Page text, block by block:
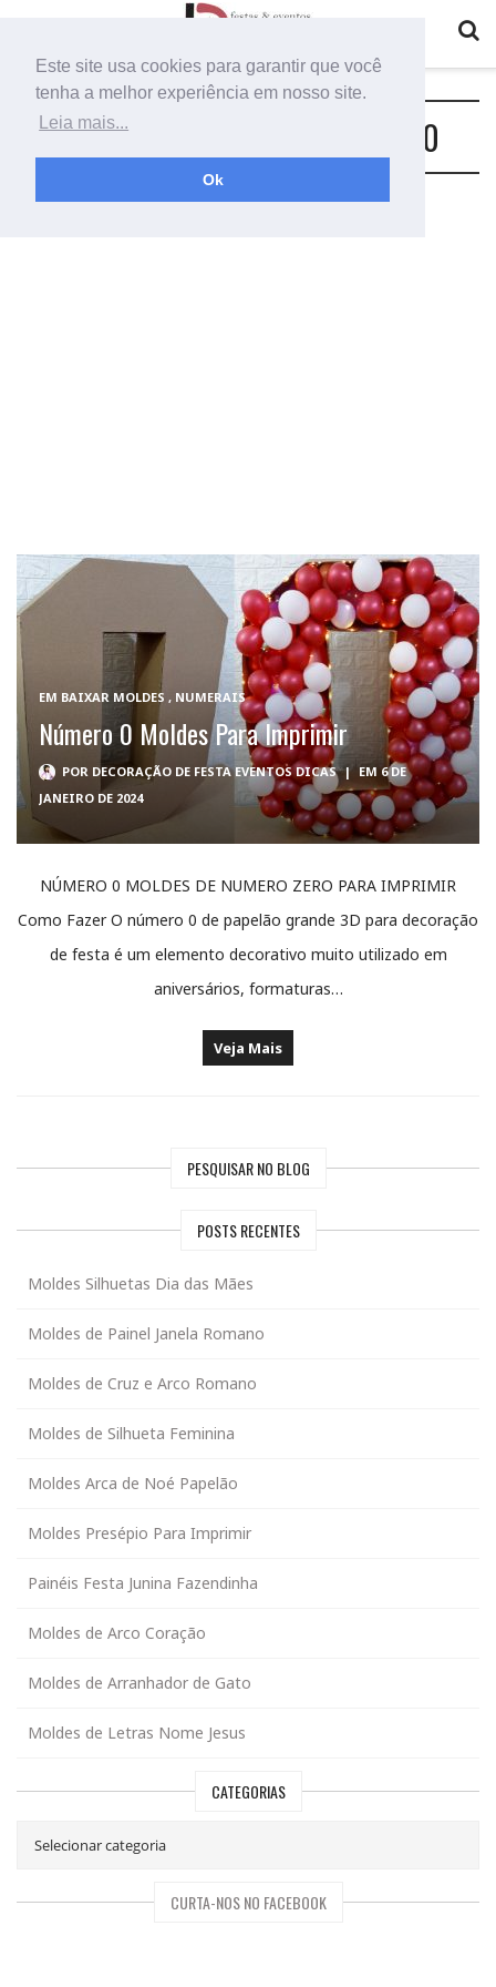
Este site usa cookies para garantir que você
tenha a melhor experiência em nosso site.
Leia mais...
Ok
Tag:download moldes de número 0
EM BAIXAR MOLDES , NUMERAIS
Número 0 Moldes Para Imprimir
POR DECORAÇÃO DE FESTA EVENTOS DICAS | EM 6 DE
JANEIRO DE 2024
NÚMERO 0 MOLDES DE NUMERO ZERO PARA IMPRIMIR
Como Fazer O número 0 de papelão grande 3D para decoração
de festa é um elemento decorativo muito utilizado em
aniversários, formaturas…
Veja Mais
PESQUISAR NO BLOG
POSTS RECENTES
Moldes Silhuetas Dia das Mães
Moldes de Painel Janela Romano
Moldes de Cruz e Arco Romano
Moldes de Silhueta Feminina
Moldes Arca de Noé Papelão
Moldes Presépio Para Imprimir
Painéis Festa Junina Fazendinha
Moldes de Arco Coração
Moldes de Arranhador de Gato
Moldes de Letras Nome Jesus
CATEGORIAS
CURTA-NOS NO FACEBOOK